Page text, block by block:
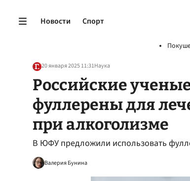
Новости Спорт
20 января 2025 11:31Наука
Российские
фуллерены для
при алкоголизме
В ЮФУ предложили использовать
Валерия Бунина